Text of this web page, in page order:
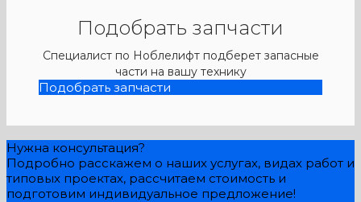
Подобрать запчасти
Специалист по Ноблелифт подберет запасные
части на вашу технику
Подобрать запчасти
Нужна консультация?
Подробно расскажем о наших услугах, видах работ и
типовых проектах, рассчитаем стоимость и
подготовим индивидуальное предложение!